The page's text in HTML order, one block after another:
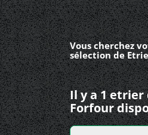
Vous cherchez
sélection de
Il y a 1 etrier
Forfour